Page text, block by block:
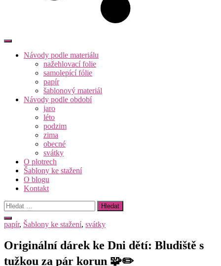
Návody podle materiálu
nažehlovací folie
samolepící fólie
papír
šablonový materiál
Návody podle období
jaro
léto
podzim
zima
obecné
svátky
O plotrech
Šablony ke stažení
O blogu
Kontakt
Vyhledávání
papír, Šablony ke stažení, svátky
Originální dárek ke Dni dětí: Bludiště s
tužkou za pár korun 🧩✏️